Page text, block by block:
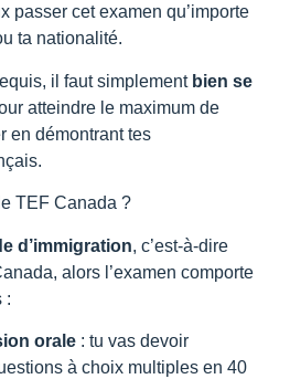
passer cet examen qu’importe
ta nationalité.
il faut simplement bien se
atteindre le maximum de
en démontrant tes
TEF Canada ?
d’immigration, c’est-à-dire
alors l’examen comporte
:
orale : tu vas devoir
à choix multiples en 40